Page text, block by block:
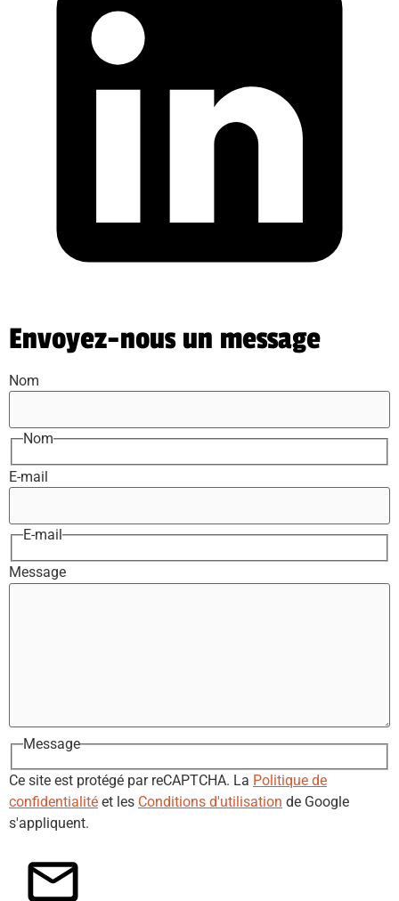
Envoyez-nous un message
Nom
Nom
E-mail
E-mail
Message
Message
Ce site est protégé par reCAPTCHA. La Politique de
confidentialité et les Conditions d'utilisation de Google
s'appliquent.